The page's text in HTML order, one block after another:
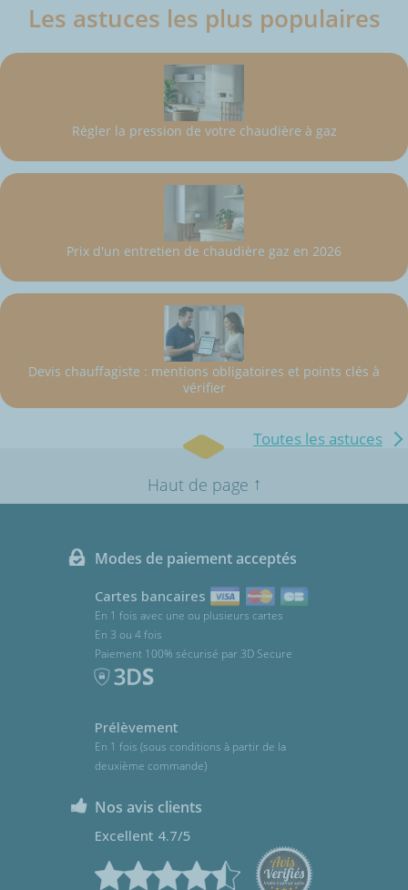
Les astuces les plus populaires
Régler la pression de votre chaudière à gaz
Prix d'un entretien de chaudière gaz en 2026
Devis chauffagiste : mentions obligatoires et points clés à
vérifier
Toutes les astuces
Haut de page ↑
Modes de paiement acceptés
Cartes bancaires
En 1 fois avec une ou plusieurs cartes
En 3 ou 4 fois
Paiement 100% sécurisé par 3D Secure
Prélèvement
En 1 fois (sous conditions à partir de la
deuxième commande)
Nos avis clients
Excellent 4.7/5